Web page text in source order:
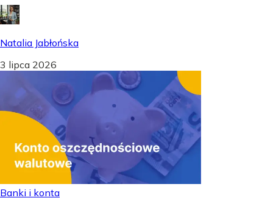
Natalia Jabłońska
3 lipca 2026
Banki i konta